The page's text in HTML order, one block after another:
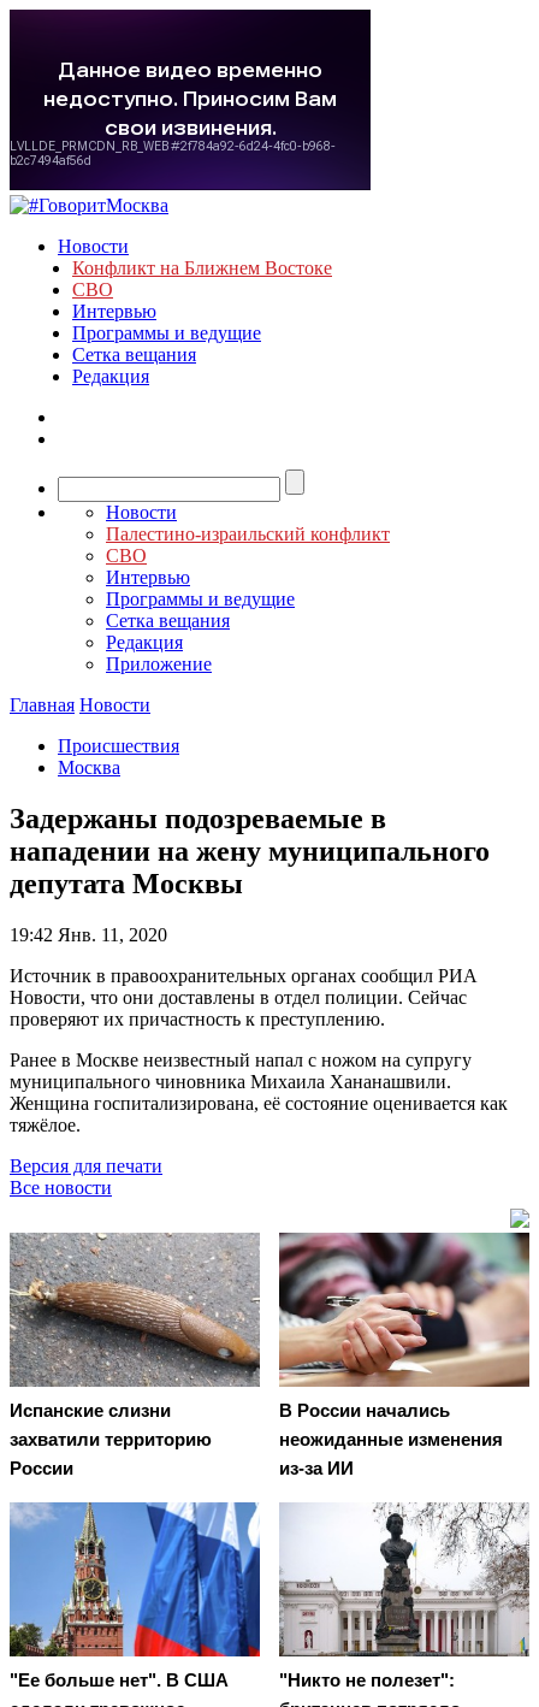
Новости
Конфликт на Ближнем Востоке
СВО
Интервью
Программы и ведущие
Сетка вещания
Редакция
Новости
Палестино-израильский конфликт
СВО
Интервью
Программы и ведущие
Сетка вещания
Редакция
Приложение
Главная Новости
Происшествия
Москва
Задержаны подозреваемые в
нападении на жену муниципального
депутата Москвы
19:42 Янв. 11, 2020
Источник в правоохранительных органах сообщил РИА
Новости, что они доставлены в отдел полиции. Сейчас
проверяют их причастность к преступлению.
Ранее в Москве неизвестный напал с ножом на супругу
муниципального чиновника Михаила Хананашвили.
Женщина госпитализирована, её состояние оценивается как
тяжёлое.
Версия для печати
Все новости
Испанские слизни
захватили территорию
России
В России начались
неожиданные изменения
из-за ИИ
"Ее больше нет". В США
"Никто не полезет":